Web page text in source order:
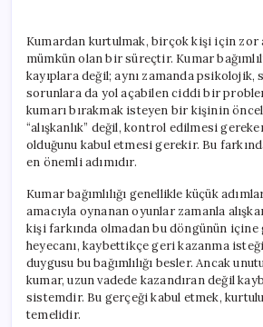
Kumardan kurtulmak, birçok kişi için zor
mümkün olan bir süreçtir. Kumar
kayıplara değil; aynı zamanda psikolojik,
sorunlara da yol açabilen ciddi bir
kumarı bırakmak isteyen bir kişinin
“alışkanlık” değil, kontrol edilmesi
olduğunu kabul etmesi gerekir. Bu
en önemli adımıdır.
Kumar bağımlılığı genellikle küçük
amacıyla oynanan oyunlar zamanla
kişi farkında olmadan bu döngünün içine
heyecanı, kaybettikçe geri kazanma
duygusu bu bağımlılığı besler. Ancak
kumar, uzun vadede kazandıran değil
sistemdir. Bu gerçeği kabul etmek,
temelidir.